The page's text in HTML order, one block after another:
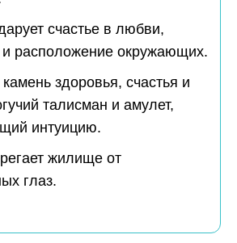
счастье в любви,
и расположение окружающих.
здоровья, счастья и
талисман и амулет,
интуицию.
жилище от
глаз.